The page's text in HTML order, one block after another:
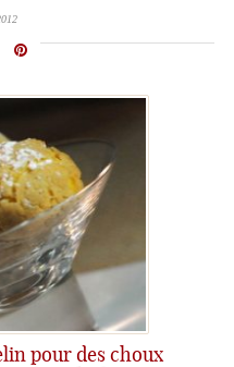
pour des choux